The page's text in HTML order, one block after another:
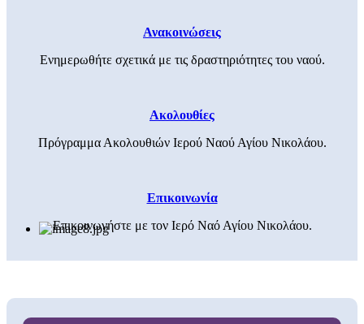
Ανακοινώσεις
Ενημερωθήτε σχετικά με τις δραστηριότητες του ναού.
Ακολουθίες
Πρόγραμμα Ακολουθιών Ιερού Ναού Αγίου Νικολάου.
Επικοινωνία
Επικοινωνήστε με τον Ιερό Ναό Αγίου Νικολάου.